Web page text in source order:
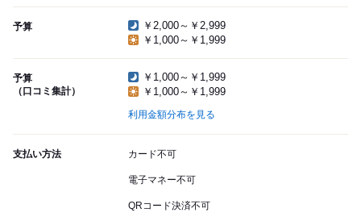
予算
￥2,000～￥2,999
￥1,000～￥1,999
予算
（口コミ集計）
￥1,000～￥1,999
￥1,000～￥1,999
利用金額分布を見る
支払い方法 カード不可
電子マネー不可
QRコード決済不可